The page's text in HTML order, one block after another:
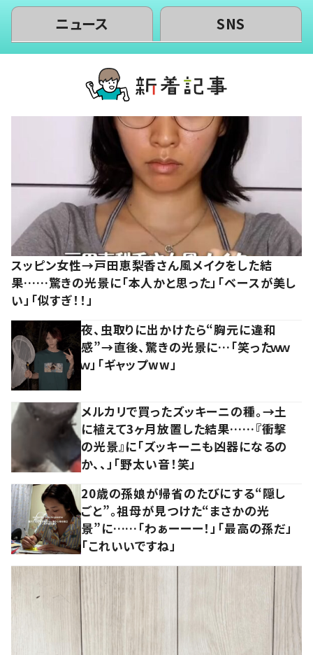
ニュース SNS
スッピン女性→戸田恵梨香さん風メイクをした結
果……驚きの光景に「本人かと思った」「ベースが美し
い」「似すぎ！！」
夜、虫取りに出かけたら“胸元に違和
感”→直後、驚きの光景に…「笑ったｗｗ
ｗ」「ギャップww」
メルカリで買ったズッキーニの種。→土
に植えて3ヶ月放置した結果……『衝撃
の光景』に「ズッキーニも凶器になるの
か、、」「野太い音！笑」
20歳の孫娘が帰省のたびにする“隠し
ごと”。祖母が見つけた“まさかの光
景”に……「わぁーーー！」「最高の孫だ」
「これいいですね」